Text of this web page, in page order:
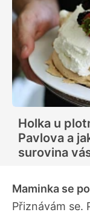
Holka u
Pavlova a
surovina
Maminka se
Přiznávám se.